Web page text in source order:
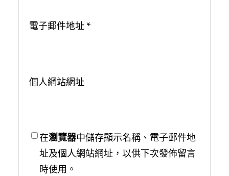
電子郵件地址 *
個人網站網址
在瀏覽器中儲存顯示名稱、電子郵件地
址及個人網站網址，以供下次發佈留言
時使用。